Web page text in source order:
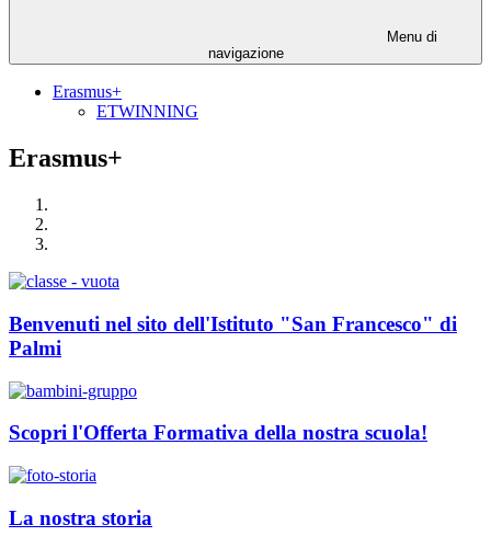
Menu di
navigazione
Erasmus+
ETWINNING
Erasmus+
Benvenuti nel sito dell'Istituto "San Francesco" di
Palmi
Scopri l'Offerta Formativa della nostra scuola!
La nostra storia